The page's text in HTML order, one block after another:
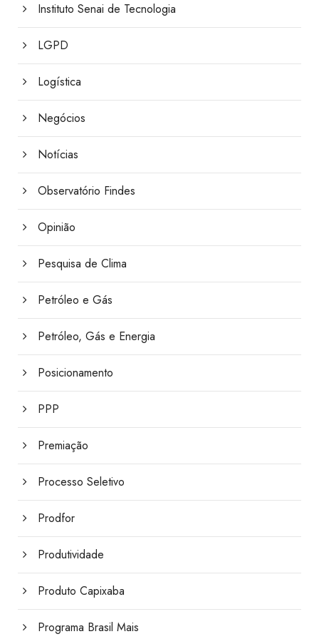
Instituto Senai de Tecnologia
LGPD
Logística
Negócios
Notícias
Observatório Findes
Opinião
Pesquisa de Clima
Petróleo e Gás
Petróleo, Gás e Energia
Posicionamento
PPP
Premiação
Processo Seletivo
Prodfor
Produtividade
Produto Capixaba
Programa Brasil Mais